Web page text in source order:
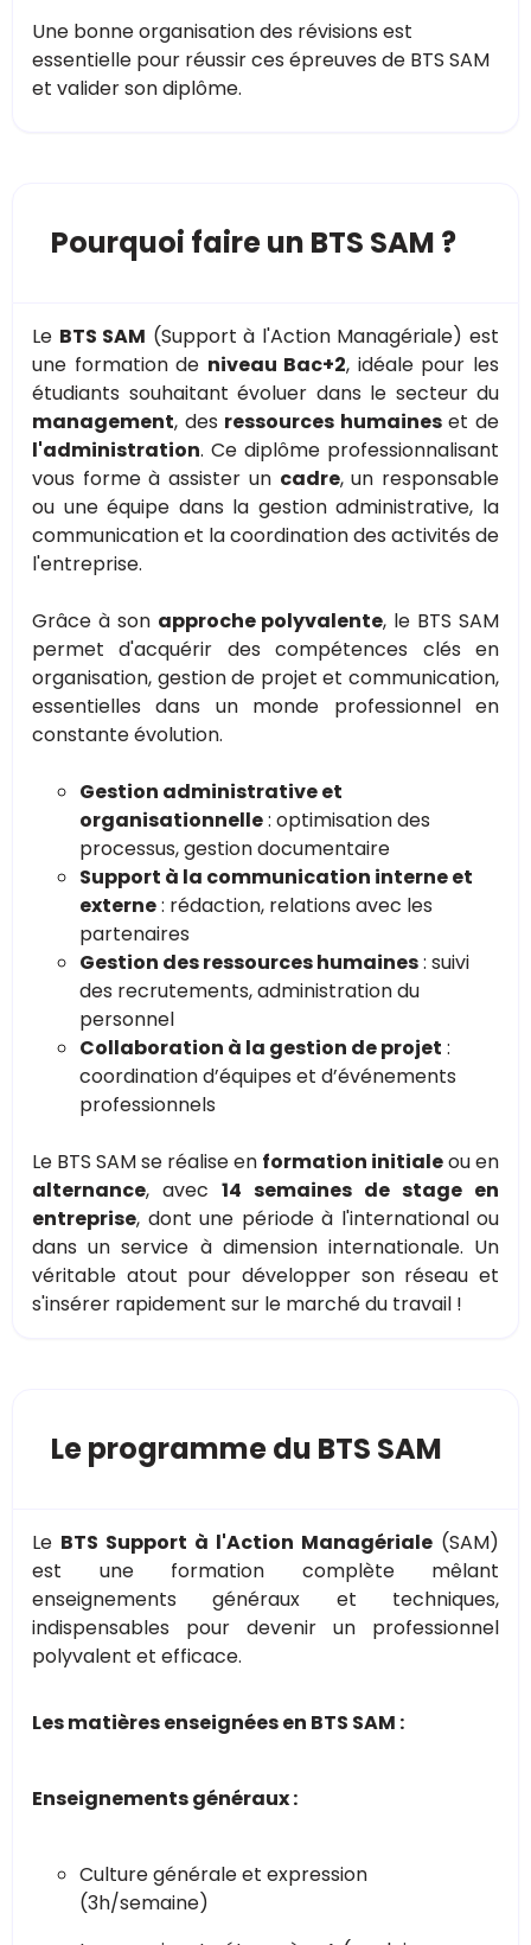
Une bonne organisation des révisions est
essentielle pour réussir ces épreuves de BTS SAM
et valider son diplôme.
Pourquoi faire un BTS SAM ?
Le BTS SAM (Support à l'Action Managériale) est
une formation de niveau Bac+2, idéale pour les
étudiants souhaitant évoluer dans le secteur du
management, des ressources humaineset de
l'administration. Ce diplôme professionnalisant
vous forme à assister un cadre, un responsable
ou une équipe dans la gestion administrative, la
communication et la coordination des activités de
l'entreprise.
Grâce à son approche polyvalente, le BTS SAM
permet d'acquérir des compétences clés en
organisation, gestion de projet et communication,
essentielles dans un monde professionnel en
constante évolution.
Gestion administrative et
organisationnelle: optimisation des
processus, gestion documentaire
Support à la communication interne et
externe: rédaction, relations avec les
partenaires
Gestion des ressources humaines: suivi
des recrutements, administration du
personnel
Collaboration à la gestion de projet :
coordination d’équipes et d’événements
professionnels
Le BTS SAM se réalise en formation initialeou en
alternance, avec 14 semaines de stage en
entreprise, dont une période à l'international ou
dans un service à dimension internationale. Un
véritable atout pour développer son réseau et
s'insérer rapidement sur le marché du travail !
Le programme du BTS SAM
Le BTS Support à l'Action Managériale (SAM)
est une formation complète mêlant
enseignements généraux et techniques,
indispensables pour devenir un professionnel
polyvalent et efficace.
Les matières enseignées en BTS SAM :
Enseignements généraux :
Culture générale et expression
(3h/semaine)